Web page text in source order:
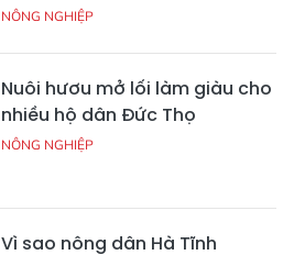
NÔNG NGHIỆP
Nuôi hươu mở lối làm giàu cho
nhiều hộ dân Đức Thọ
NÔNG NGHIỆP
Vì sao nông dân Hà Tĩnh